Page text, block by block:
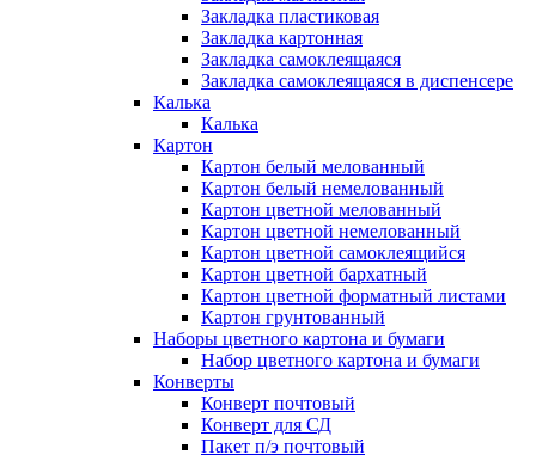
Закладка пластиковая
Закладка картонная
Закладка самоклеящаяся
Закладка самоклеящаяся в диспенсере
Калька
Калька
Картон
Картон белый мелованный
Картон белый немелованный
Картон цветной мелованный
Картон цветной немелованный
Картон цветной самоклеящийся
Картон цветной бархатный
Картон цветной форматный листами
Картон грунтованный
Наборы цветного картона и бумаги
Набор цветного картона и бумаги
Конверты
Конверт почтовый
Конверт для СД
Пакет п/э почтовый